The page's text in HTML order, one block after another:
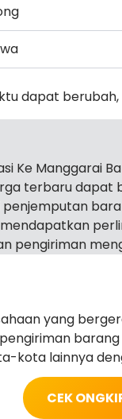
dapat
Ke Manggarai
terbaru dapat
penjemputan
pengiriman
yang
kota lainnya
CEK